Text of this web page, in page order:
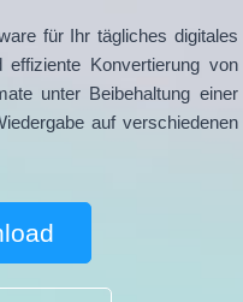
für Ihr tägliches digitales
Konvertierung von
unter Beibehaltung einer
auf verschiedenen